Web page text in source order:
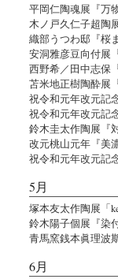
平岡仁陶魂展『万
木ノ戸久仁子超陶
織部うつわ邸『桜
安洞雅彦豆向付展
西野希／田中志保
苫米地正樹陶酔展
祝令和元年改元記
祝令和元年改元記
鈴木圭太作陶展『
改元桃山元年『美
祝令和元年改元記
5月
塚本友太作陶展「
鈴木陽子個展『染
青馬窯銭本眞理波
6月